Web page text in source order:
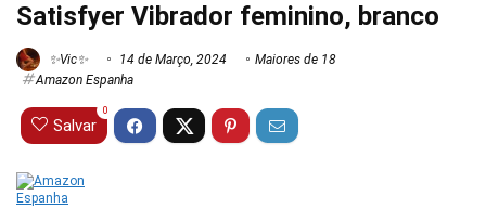
Satisfyer Vibrador feminino, branco
✨Vic✨ 14 de Março, 2024
Maiores de 18
Amazon Espanha
Salvar
0